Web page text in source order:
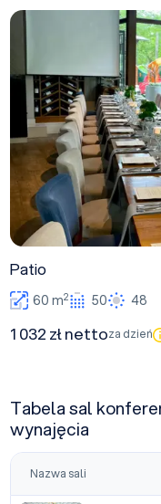
Patio
Patio
60 m2 50 48
1 032 zł nettoza dzień
Tabela sal
wynajęcia
Nazwa sali